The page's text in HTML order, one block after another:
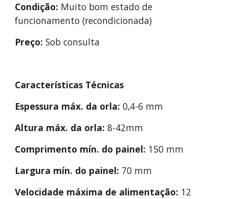
Condição: Muito bom estado de
funcionamento (recondicionada)
Preço: Sob consulta
Características Técnicas
Espessura máx. da orla: 0,4-6 mm
Altura máx. da orla: 8-42mm
Comprimento mín. do painel: 150 mm
Largura mín. do painel: 70 mm
Velocidade máxima de alimentação: 12